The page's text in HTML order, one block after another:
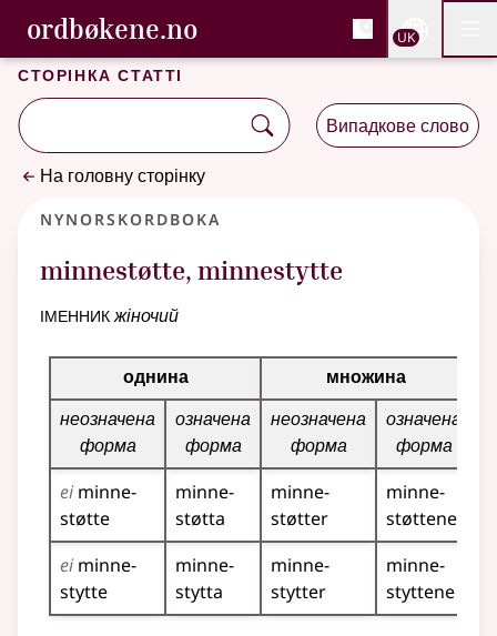
Перейти до основного вмісту
Доступність
ordbøkene.no, Cловник букмола та
Cловник букмола та Словник нюношка
UK
Сторінка статті
Випадкове слово
На головну сторінку
Nynorskordboka
minnestøtte, minnestytte
іменникжіночий
Таблиця відмінювання для цього іменника
однина
множина
неозначена
форма
означена
форма
неозначена
форма
означена
форма
ei minne­
støtte
minne­
støtta
minne­
støtter
minne­
støttene
ei minne­
stytte
minne­
stytta
minne­
stytter
minne­
styttene